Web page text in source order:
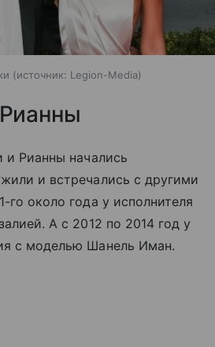
источник: Legion-Media
и Рианны начались
и встречались с другими
го около года у исполнителя
А с 2012 по 2014 год у
с моделью Шанель Иман.